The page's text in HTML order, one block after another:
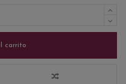
carrito